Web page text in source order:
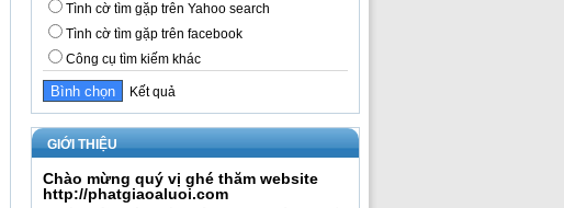
Tình cờ tìm gặp trên Yahoo search
Tình cờ tìm gặp trên facebook
Công cụ tìm kiếm khác
Kết quả
GIỚI THIỆU
Chào mừng quý vị ghé thăm website
http://phatgiaoaluoi.com